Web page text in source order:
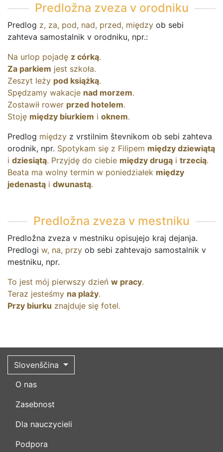
Predložna zveza v orodniku
Predlog z, za, pod, nad, przed, między ob sebi
zahteva samostalnik v orodniku, npr.:
Na urlop pojadę z córką.
Za parkiem jest szkoła.
Zeszyt leży pod książką.
Spędzamy wakacje nad morzem.
Zostawił rower przed hotelem.
Stoję między biurkiem i oknem.
Predlog między z vrstilnim števnikom ob sebi zahteva
orodnik, npr. Spotykam się z Filipem między dziewiątą
i dziesiątą. Przyjdę do ciebie między drugą i trzecią.
Beata ma wolny termin w poniedziałek między
jedenastą i dwunastą.
Predložna zveza v mestniku
Predložna zveza v mestniku opisujejo kraj dejanja.
Predlogi w, na, przy ob sebi zahtevajo samostalnik v
mestniku, npr.
To jest mój pierwszy dzień w pracy.
Teraz jesteśmy na plaży.
Przy biurku znajduje się fotel.
Slovenščina
O nas
Zasebnost
Dla nauczycieli
Podpora